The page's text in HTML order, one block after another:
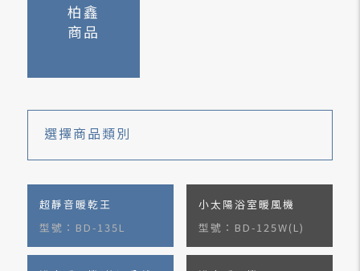
柏鑫
商品
選擇商品類別
超靜音暖乾王
型號：BD-135L
小太陽浴室暖風機
型號：BD-125W(L)